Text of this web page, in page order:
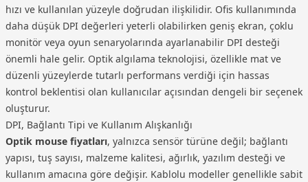
hızı ve kullanılan yüzeyle doğrudan ilişkilidir. Ofis kullanımında
daha düşük DPI değerleri yeterli olabilirken geniş ekran, çoklu
monitör veya oyun senaryolarında ayarlanabilir DPI desteği
önemli hale gelir. Optik algılama teknolojisi, özellikle mat ve
düzenli yüzeylerde tutarlı performans verdiği için hassas
kontrol beklentisi olan kullanıcılar açısından dengeli bir seçenek
oluşturur.
DPI, Bağlantı Tipi ve Kullanım Alışkanlığı
Optik mouse fiyatları, yalnızca sensör türüne değil; bağlantı
yapısı, tuş sayısı, malzeme kalitesi, ağırlık, yazılım desteği ve
kullanım amacına göre değişir. Kablolu modeller genellikle sabit